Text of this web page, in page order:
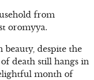
from
oromyya.
despite the
death still hangs in
month of